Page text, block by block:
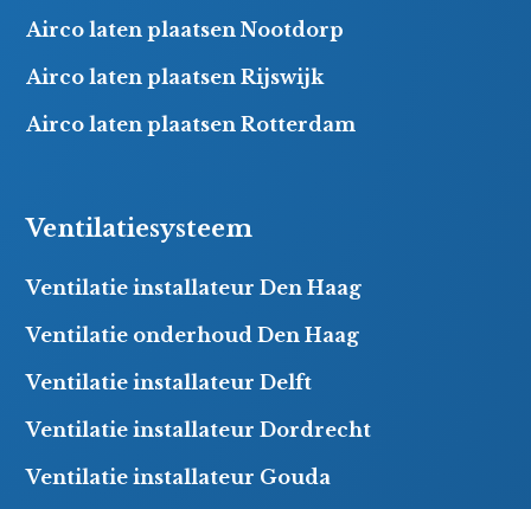
Airco laten plaatsen Nootdorp
Airco laten plaatsen Rijswijk
Airco laten plaatsen Rotterdam
Ventilatiesysteem
Ventilatie installateur Den Haag
Ventilatie onderhoud Den Haag
Ventilatie installateur Delft
Ventilatie installateur Dordrecht
Ventilatie installateur Gouda